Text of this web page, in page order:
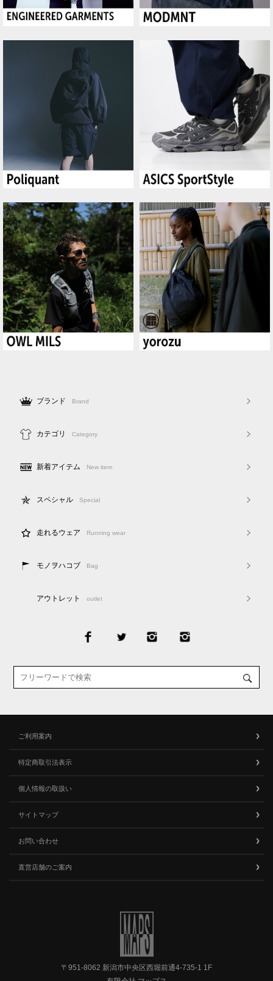
ブランド Brand
カテゴリ Category
新着アイテム New item
スペシャル Special
走れるウェア Running wear
モノヲハコブ Bag
アウトレット outlet
ご利用案内
特定商取引法表示
個人情報の取扱い
サイトマップ
お問い合わせ
直営店舗のご案内
〒951-8062 新潟市中央区西堀前通4-735-1 1F